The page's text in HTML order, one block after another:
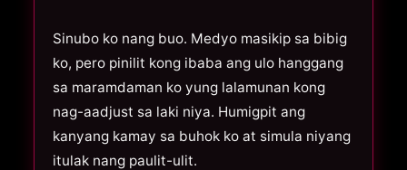
Sinubo ko nang buo. Medyo masikip sa bibig
ko, pero pinilit kong ibaba ang ulo hanggang
sa maramdaman ko yung lalamunan kong
nag-aadjust sa laki niya. Humigpit ang
kanyang kamay sa buhok ko at simula niyang
itulak nang paulit-ulit.